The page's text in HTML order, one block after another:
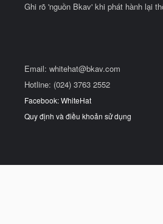
Ghi rõ 'nguồn Bkav' khi phát hành lại
Email: whitehat@bkav.com
Hotline: (024) 3763 2552
Facebook: WhiteHat
Quy định và điều khoản sử dụng